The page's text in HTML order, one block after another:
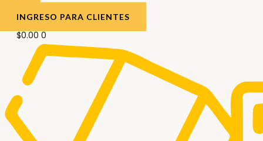
INGRESO PARA CLIENTES
$0.00 0